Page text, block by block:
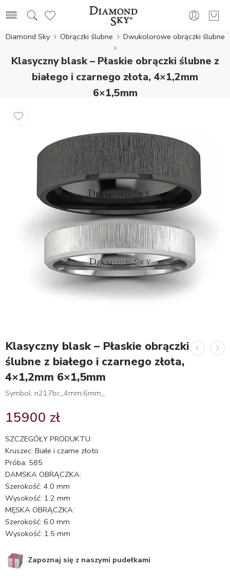
Diamond Sky Obrączki ślubne Dwukolorowe obrączki ślubne
Klasyczny blask – Płaskie obrączki ślubne z
białego i czarnego złota, 4×1,2mm
6×1,5mm
Klasyczny blask – Płaskie obrączki
ślubne z białego i czarnego złota,
4×1,2mm 6×1,5mm
Symbol: n217bc_4mm;6mm_
15900 zł
SZCZEGÓŁY PRODUKTU:
Kruszec: Białe i czarne złoto
Próba: 585
DAMSKA OBRĄCZKA:
Szerokość: 4.0 mm
Wysokość: 1.2 mm
MĘSKA OBRĄCZKA:
Szerokość: 6.0 mm
Wysokość: 1.5 mm
Zapoznaj się z naszymi pudełkami